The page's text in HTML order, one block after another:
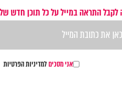
לקבל התראה במייל על כל תוכן חדש
אני מסכיםלמדיניות הפרטיות